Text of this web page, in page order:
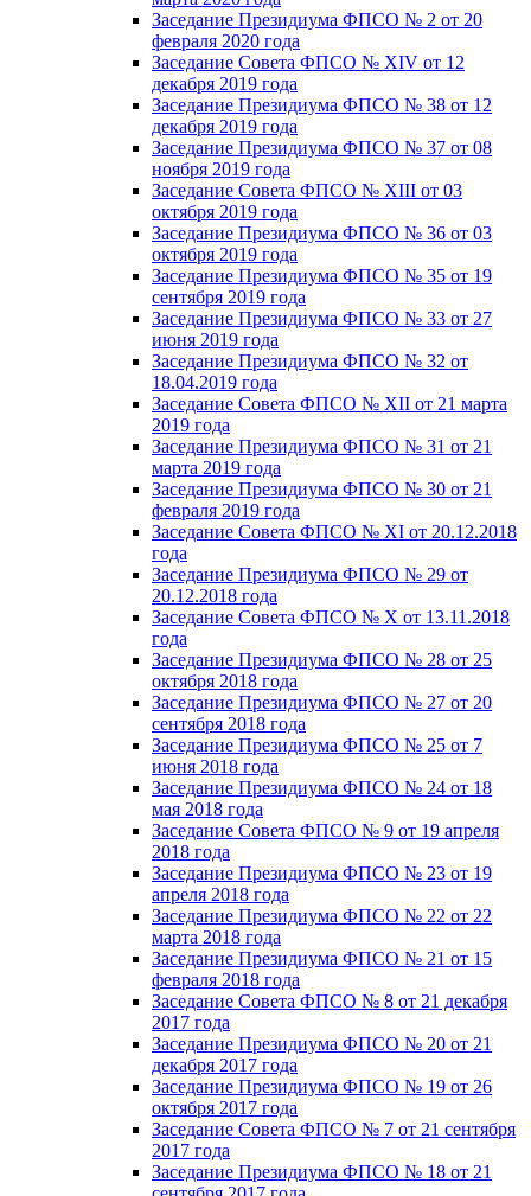
Заседание Президиума ФПСО № 2 от 20
февраля 2020 года
Заседание Совета ФПСО № XIV от 12
декабря 2019 года
Заседание Президиума ФПСО № 38 от 12
декабря 2019 года
Заседание Президиума ФПСО № 37 от 08
ноября 2019 года
Заседание Совета ФПСО № XIII от 03
октября 2019 года
Заседание Президиума ФПСО № 36 от 03
октября 2019 года
Заседание Президиума ФПСО № 35 от 19
сентября 2019 года
Заседание Президиума ФПСО № 33 от 27
июня 2019 года
Заседание Президиума ФПСО № 32 от
18.04.2019 года
Заседание Совета ФПСО № XII от 21 марта
2019 года
Заседание Президиума ФПСО № 31 от 21
марта 2019 года
Заседание Президиума ФПСО № 30 от 21
февраля 2019 года
Заседание Совета ФПСО № XI от 20.12.2018
года
Заседание Президиума ФПСО № 29 от
20.12.2018 года
Заседание Совета ФПСО № X от 13.11.2018
года
Заседание Президиума ФПСО № 28 от 25
октября 2018 года
Заседание Президиума ФПСО № 27 от 20
сентября 2018 года
Заседание Президиума ФПСО № 25 от 7
июня 2018 года
Заседание Президиума ФПСО № 24 от 18
мая 2018 года
Заседание Совета ФПСО № 9 от 19 апреля
2018 года
Заседание Президиума ФПСО № 23 от 19
апреля 2018 года
Заседание Президиума ФПСО № 22 от 22
марта 2018 года
Заседание Президиума ФПСО № 21 от 15
февраля 2018 года
Заседание Совета ФПСО № 8 от 21 декабря
2017 года
Заседание Президиума ФПСО № 20 от 21
декабря 2017 года
Заседание Президиума ФПСО № 19 от 26
октября 2017 года
Заседание Совета ФПСО № 7 от 21 сентября
2017 года
Заседание Президиума ФПСО № 18 от 21